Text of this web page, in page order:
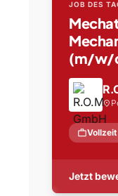
JOB DES
(m/w/
location_on
workVollzeit
Jetzt